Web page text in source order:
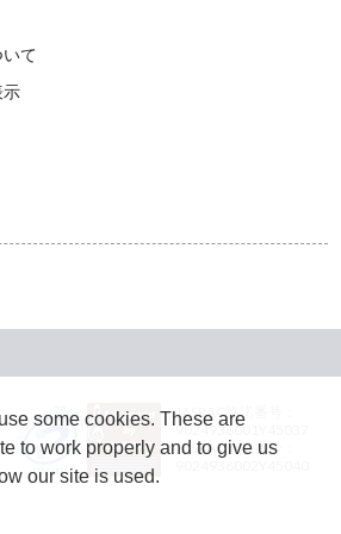
て
示
JASRAC許諾番号：
9024936001Y45037
JASRAC許諾番号：
some cookies. These are
to work properly and to give us
our site is used.